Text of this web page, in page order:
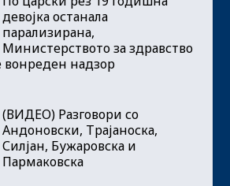
девојка останала
парализирана,
Министерството за здравство
вонреден надзор
(ВИДЕО) Разговори со
Андоновски, Трајаноска,
Силјан, Бужаровска и
Пармаковска